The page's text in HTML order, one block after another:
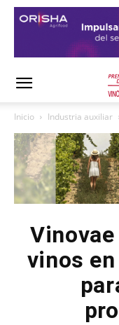
Inicio Industria auxiliar
vinos